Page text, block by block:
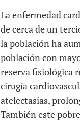
La enfermedad
de cerca de un
la población ha
población con
reserva fisiológica
cirugía
atelectasias,
También este